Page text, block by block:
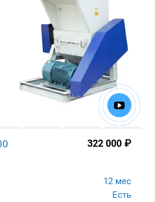
322 000 ₽
12 мес
Есть